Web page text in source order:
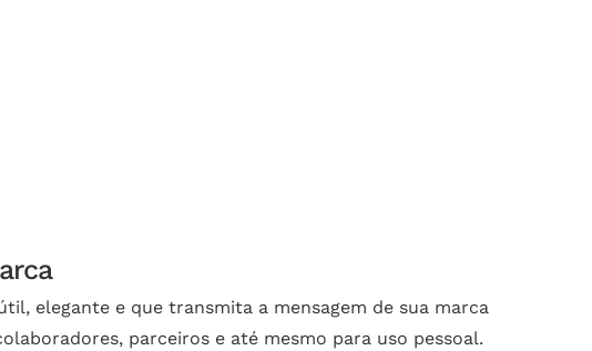
elegante e que transmita a mensagem de sua marca
parceiros e até mesmo para uso pessoal.